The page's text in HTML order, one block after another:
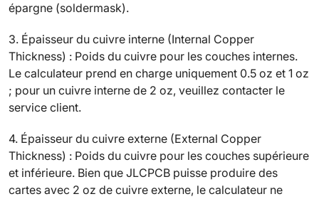
épargne (soldermask).
3. Épaisseur du cuivre interne (Internal Copper
Thickness) : Poids du cuivre pour les couches internes.
Le calculateur prend en charge uniquement 0.5 oz et 1 oz
; pour un cuivre interne de 2 oz, veuillez contacter le
service client.
4. Épaisseur du cuivre externe (External Copper
Thickness) : Poids du cuivre pour les couches supérieure
et inférieure. Bien que JLCPCB puisse produire des
cartes avec 2 oz de cuivre externe, le calculateur ne